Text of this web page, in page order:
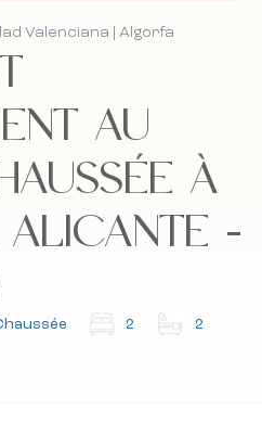
terug
de cookies, la politique de
générales.
newsletter.
terug
de cookies, la politique de
générales.
newsletter.
Valenciana | Algorfa
AU
À
-
2 2